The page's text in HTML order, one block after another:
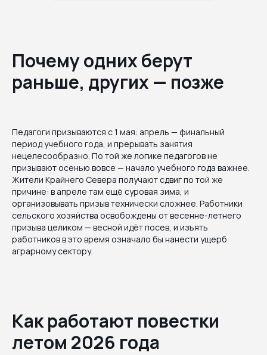
Почему одних берут
раньше, других — позже
Педагоги призываются с 1 мая: апрель — финальный
период учебного года, и прерывать занятия
нецелесообразно. По той же логике педагогов не
призывают осенью вовсе — начало учебного года важнее.
Жители Крайнего Севера получают сдвиг по той же
причине: в апреле там ещё суровая зима, и
организовывать призыв технически сложнее. Работники
сельского хозяйства освобождены от весенне-летнего
призыва целиком — весной идёт посев, и изъять
работников в это время означало бы нанести ущерб
аграрному сектору.
Как работают повестки
летом 2026 года